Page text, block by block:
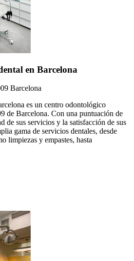
en Barcelona
Barcelona
es un centro odontológico
de Barcelona. Con una puntuación de
de sus servicios y la satisfacción de sus
gama de servicios dentales, desde
limpiezas y empastes, hasta